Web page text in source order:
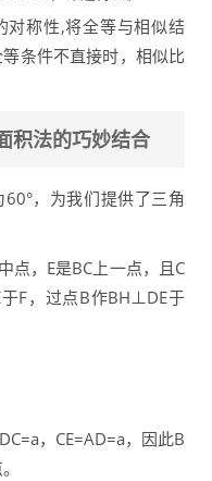
对称性,将全等与相似结
条件不直接时，相似比
积法的巧妙结合
，为我们提供了三角
点，E是BC上一点，且C
F，过点B作BH⊥DE于
，CE=AD=a，因此B